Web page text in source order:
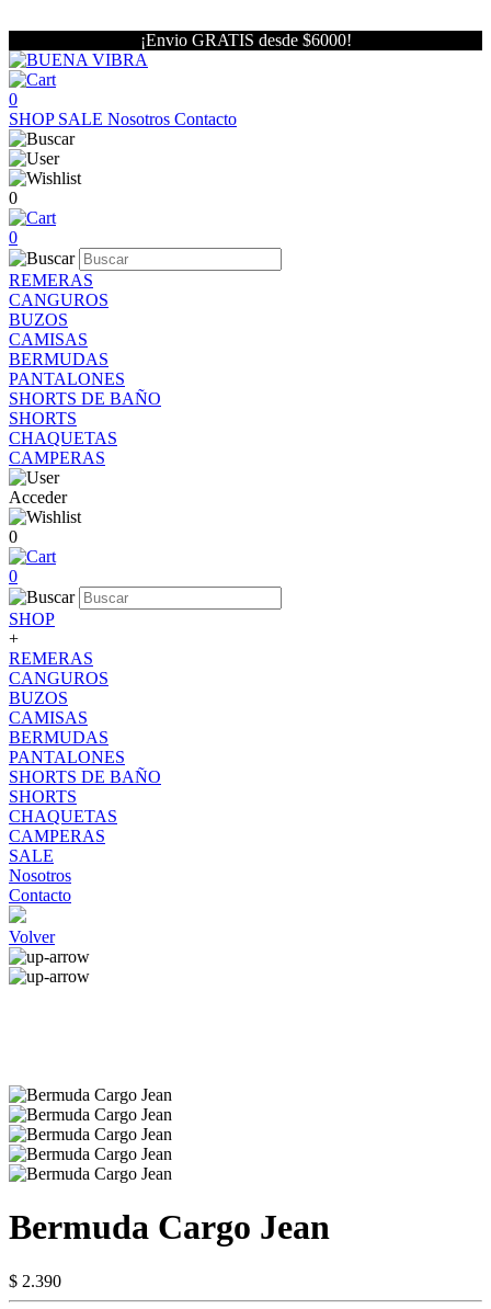
¡Envio GRATIS desde $6000!
0
SHOP SALE Nosotros Contacto
0
0
REMERAS
CANGUROS
BUZOS
CAMISAS
BERMUDAS
PANTALONES
SHORTS DE BAÑO
SHORTS
CHAQUETAS
CAMPERAS
Acceder
0
0
SHOP
+
REMERAS
CANGUROS
BUZOS
CAMISAS
BERMUDAS
PANTALONES
SHORTS DE BAÑO
SHORTS
CHAQUETAS
CAMPERAS
SALE
Nosotros
Contacto
Volver
Bermuda Cargo Jean
$ 2.390